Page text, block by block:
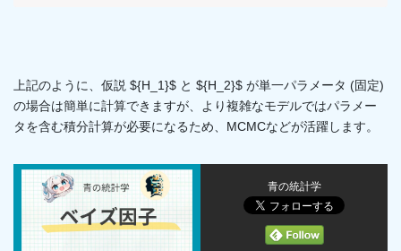
上記のように、仮説 ${H_1}$​ と ${H_2}$​ が単一パラメータ (固定)
の場合は簡単に計算できますが、より複雑なモデルではパラメー
タを含む積分計算が必要になるため、MCMCなどが活躍します。
青の統計学